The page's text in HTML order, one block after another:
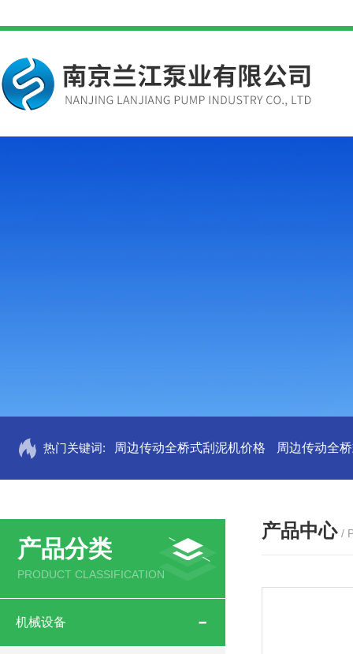
热门关键词: 周边传动全桥式刮泥机价格 周边传动全
产品分类
PRODUCT CLASSIFICATION
机械设备
产品中心 /